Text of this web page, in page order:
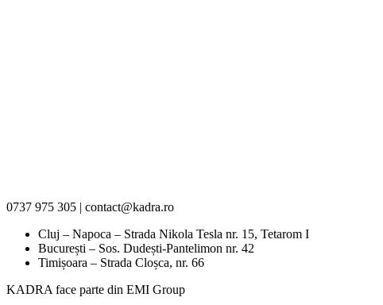
0737 975 305 | contact@kadra.ro
Cluj – Napoca – Strada Nikola Tesla nr. 15, Tetarom I
București – Sos. Dudești-Pantelimon nr. 42
Timișoara – Strada Cloșca, nr. 66
KADRA face parte din EMI Group